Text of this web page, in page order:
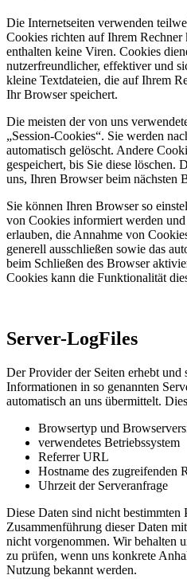
Die Internetseiten verwenden
Cookies richten auf Ihrem Rechner
enthalten keine Viren. Cookies
nutzerfreundlicher, effektiver und
kleine Textdateien, die auf Ihrem
Ihr Browser speichert.
Die meisten der von uns
„Session-Cookies“. Sie werden
automatisch gelöscht. Andere
gespeichert, bis Sie diese löschen.
uns, Ihren Browser beim nächsten
Sie können Ihren Browser so
von Cookies informiert werden
erlauben, die Annahme von
generell ausschließen sowie das
beim Schließen des Browser
Cookies kann die Funktionalität
Server-LogFiles
Der Provider der Seiten erhebt und
Informationen in so genannten
automatisch an uns übermittelt.
Browsertyp und
verwendetes Betriebssystem
Referrer URL
Hostname des zugreifenden
Uhrzeit der Serveranfrage
Diese Daten sind nicht bestimmten
Zusammenführung dieser Daten
nicht vorgenommen. Wir behalten
zu prüfen, wenn uns konkrete
Nutzung bekannt werden.